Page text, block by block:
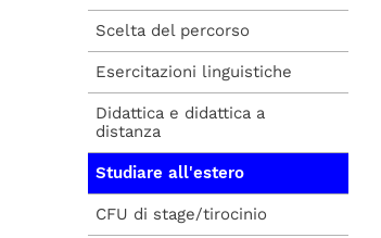
Scelta del percorso
Esercitazioni linguistiche
Didattica e didattica a
distanza
Studiare all'estero
CFU di stage/tirocinio